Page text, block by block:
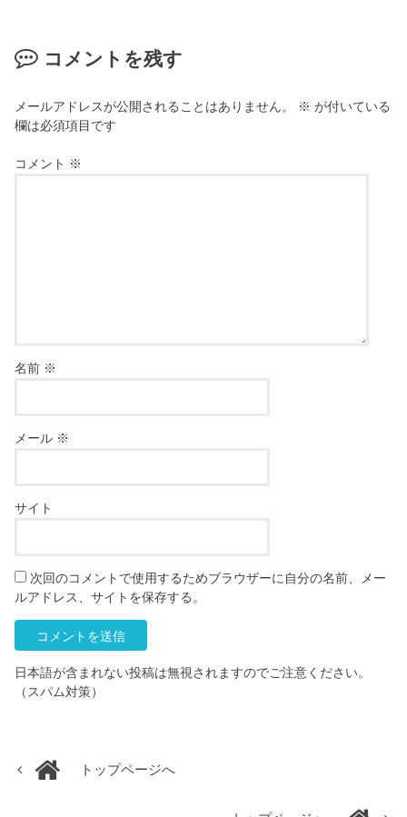
コメントを残す
メールアドレスが公開されることはありません。 ※ が付いている
欄は必須項目です
コメント ※
名前 ※
メール ※
サイト
次回のコメントで使用するためブラウザーに自分の名前、メー
ルアドレス、サイトを保存する。
日本語が含まれない投稿は無視されますのでご注意ください。
（スパム対策）
トップページへ